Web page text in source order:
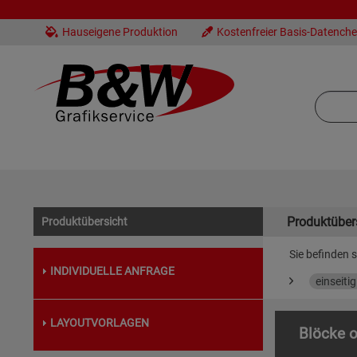
Hauseigene Produktion Kostenfreier Basis-
Produktübersicht
INDIVIDUELLE ANFRAGE
LAYOUTVORLAGEN
Sie befinden
Blöcke